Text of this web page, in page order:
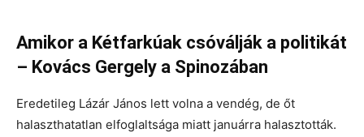
Amikor a Kétfarkúak csóválják a politikát
– Kovács Gergely a Spinozában
Eredetileg Lázár János lett volna a vendég, de őt
halaszthatatlan elfoglaltsága miatt januárra halasztották.